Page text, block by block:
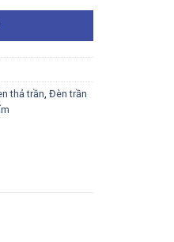
thả trần, Đèn trần